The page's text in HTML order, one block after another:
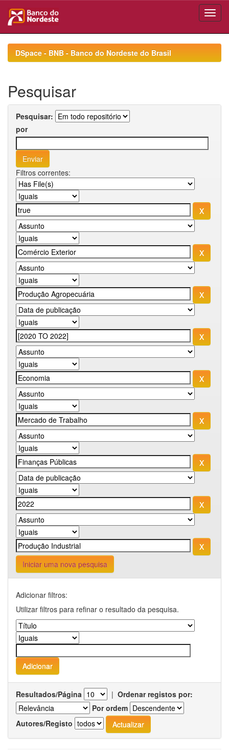
navigationDSpace - BNB - Banco do Nordeste do Brasil
Pesquisar
Pesquisar:
por
Filtros correntes:
Iniciar uma nova pesquisa
Adicionar filtros:
Utilizar filtros para refinar o resultado da pesquisa.
Resultados/Página | Ordenar registos por:
Por ordem
Autores/Registo